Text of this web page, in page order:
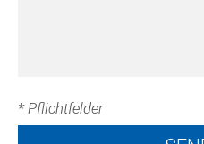
* Pflichtfelder